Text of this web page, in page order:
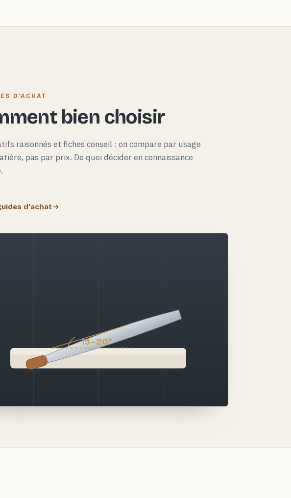
D'ACHAT
bien choisir
raisonnés et fiches conseil : on compare par usage
pas par prix. De quoi décider en connaissance
d'achat
15–20°